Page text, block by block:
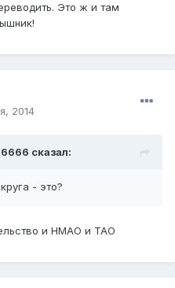
Это ж и там
2014
сказал:
- это?
и НМАО и ТАО